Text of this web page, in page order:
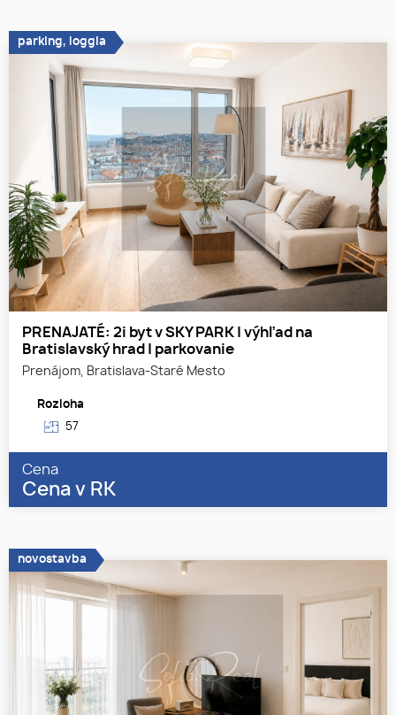
PRENAJATÉ: 2i byt v SKY PARK | výhľad na
Bratislavský hrad | parkovanie
Prenájom, Bratislava-Staré Mesto
Rozloha
57
Cena
Cena v RK
parking, loggia
novostavba